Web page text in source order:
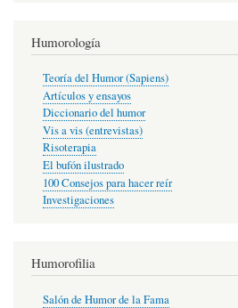
Humorología
Teoría del Humor (Sapiens)
Artículos y ensayos
Diccionario del humor
Vis a vis (entrevistas)
Risoterapia
El bufón ilustrado
100 Consejos para hacer reír
Investigaciones
Humorofilia
Salón de Humor de la Fama